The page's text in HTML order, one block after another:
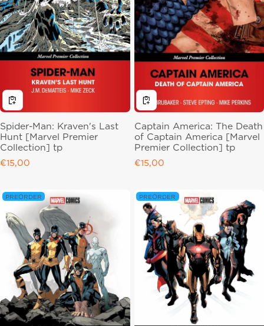
Spider-Man: Kraven's Last
Hunt [Marvel Premier
Collection] tp
Regular price
€15,00
Captain America: The Death
of Captain America [Marvel
Premier Collection] tp
Regular price
€15,00
PREORDER PREORDER